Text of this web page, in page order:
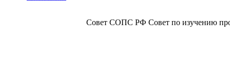
Совет СОПС РФ Совет по изучению